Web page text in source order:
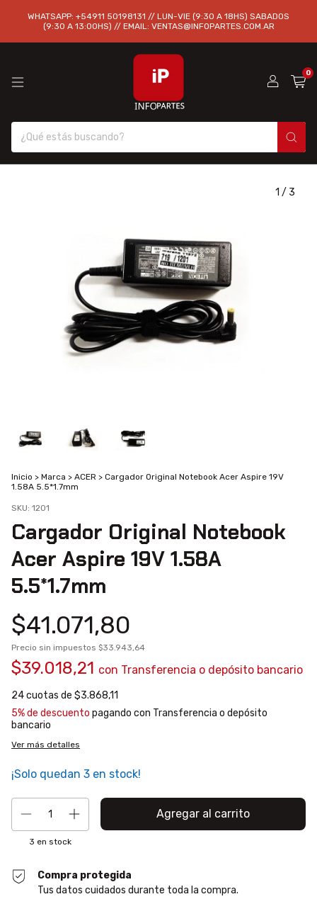
WHATSAPP: +54911 50198131 // LUN-VIE (9:30 A 18HS) SABADOS
(9:30 A 13:00HS) // EMAIL: VENTAS@INFOPARTES.COM.AR
0
1 / 3
Inicio > Marca > ACER > Cargador Original Notebook Acer Aspire 19V
1.58A 5.5*1.7mm
SKU: 1201
Cargador Original Notebook
Acer Aspire 19V 1.58A
5.5*1.7mm
$41.071,80
Precio sin impuestos $33.943,64
$39.018,21 con Transferencia o depósito bancario
24cuotas de $3.868,11
5% de descuento pagando con Transferencia o depósito
bancario
Ver más detalles
¡Solo quedan 3 en stock!
3 en stock
Compra protegida
Tus datos cuidados durante toda la compra.